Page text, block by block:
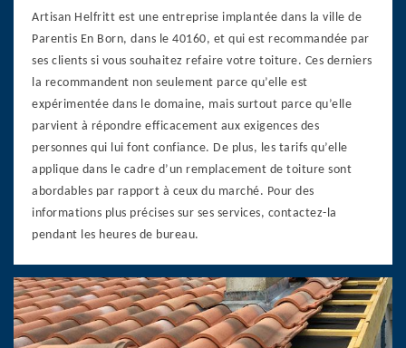
Artisan Helfritt est une entreprise implantée dans la ville de
Parentis En Born, dans le 40160, et qui est recommandée par
ses clients si vous souhaitez refaire votre toiture. Ces derniers
la recommandent non seulement parce qu’elle est
expérimentée dans le domaine, mais surtout parce qu’elle
parvient à répondre efficacement aux exigences des
personnes qui lui font confiance. De plus, les tarifs qu’elle
applique dans le cadre d’un remplacement de toiture sont
abordables par rapport à ceux du marché. Pour des
informations plus précises sur ses services, contactez-la
pendant les heures de bureau.